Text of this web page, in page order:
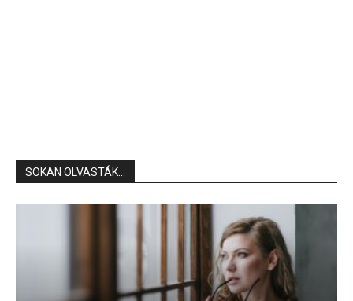
SOKAN OLVASTÁK...